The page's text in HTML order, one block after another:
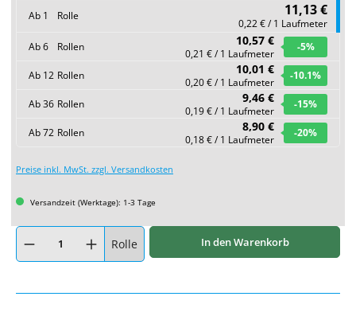
Ab 1 Rolle 11,13 €
0,22 € / 1 Laufmeter
Ab6 Rollen 10,57 €
0,21 € / 1 Laufmeter
-5%
Ab 12 Rollen 10,01 €
0,20 € / 1 Laufmeter
-10.1%
Ab36 Rollen 9,46 €
0,19 € / 1 Laufmeter
-15%
Ab72 Rollen 8,90 €
0,18 € / 1 Laufmeter
-20%
Preise inkl. MwSt. zzgl. Versandkosten
Versandzeit (Werktage): 1-3 Tage
Produkt Anzahl: Gib den gewünschten Wert ein oder benutze die Schaltflächen
Rolle In den Warenkorb